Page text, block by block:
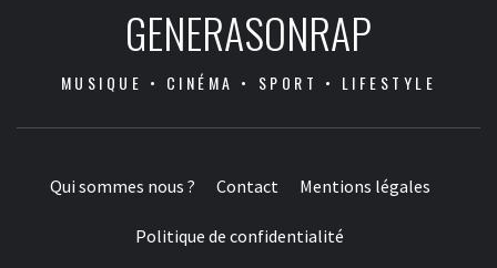
GENERASONRAP
MUSIQUE • CINÉMA • SPORT • LIFESTYLE
Qui sommes nous ? Contact Mentions légales
Politique de confidentialité